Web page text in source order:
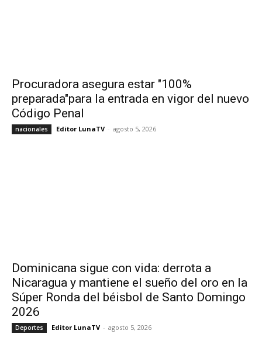
Procuradora asegura estar "100%
preparada"para la entrada en vigor del nuevo
Código Penal
nacionales Editor LunaTV - agosto 5, 2026
Dominicana sigue con vida: derrota a
Nicaragua y mantiene el sueño del oro en la
Súper Ronda del béisbol de Santo Domingo
2026
Deportes Editor LunaTV - agosto 5, 2026